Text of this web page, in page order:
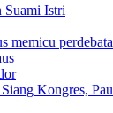
Suami Istri
memicu
Kongres,